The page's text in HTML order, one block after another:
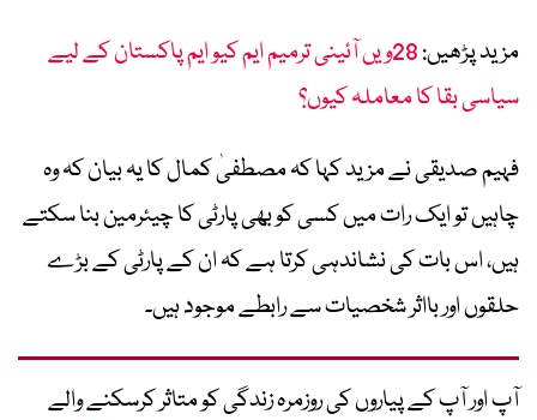
مزید پڑھیں:
28ویں آئینی ترمیم ایم کیو ایم پاکستان کے لیے
سیاسی بقا کا معاملہ کیوں؟
فہیم صدیقی نے مزید کہا کہ مصطفیٰ کمال کا یہ بیان کہ وہ
چاہیں تو ایک رات میں کسی کو بھی پارٹی کا چیئرمین بنا سکتے
ہیں، اس بات کی نشاندہی کرتا ہے کہ ان کے پارٹی کے بڑے
حلقوں اور بااثر شخصیات سے رابطے موجود ہیں۔
آپ اور آپ کے پیاروں کی روزمرہ زندگی کو متاثر کرسکنے والے